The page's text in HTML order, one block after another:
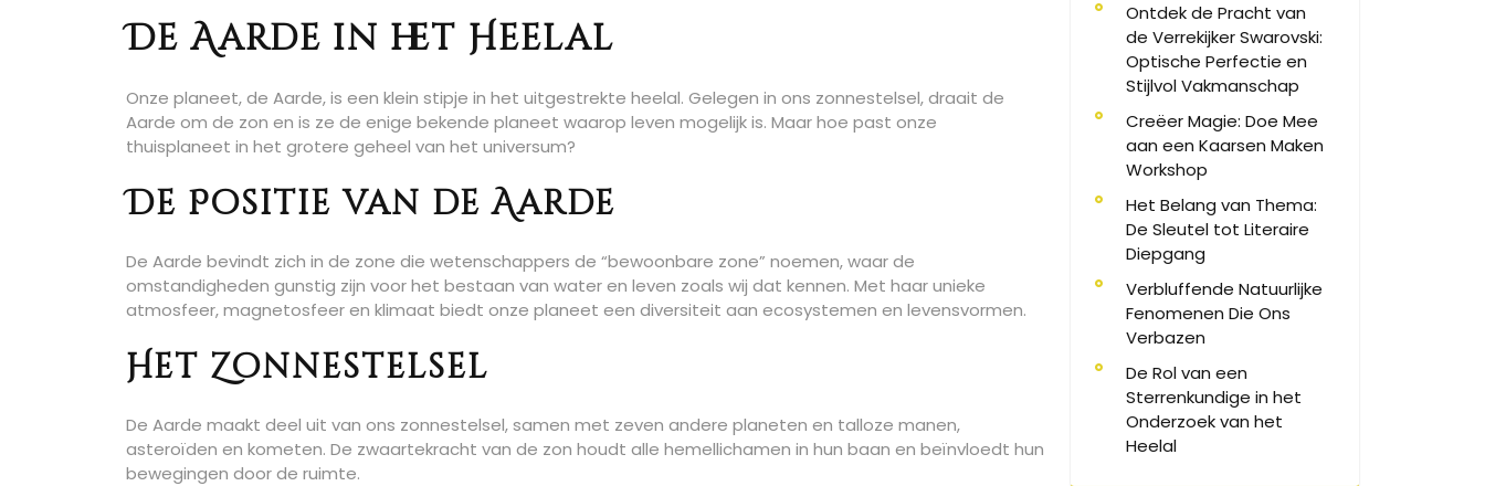
De Aarde in het Heelal
Onze planeet, de Aarde, is een klein stipje in het uitgestrekte heelal. Gelegen in ons zonnestelsel, draait de
Aarde om de zon en is ze de enige bekende planeet waarop leven mogelijk is. Maar hoe past onze
thuisplaneet in het grotere geheel van het universum?
De Positie van de Aarde
De Aarde bevindt zich in de zone die wetenschappers de “bewoonbare zone” noemen, waar de
omstandigheden gunstig zijn voor het bestaan van water en leven zoals wij dat kennen. Met haar unieke
atmosfeer, magnetosfeer en klimaat biedt onze planeet een diversiteit aan ecosystemen en levensvormen.
Het Zonnestelsel
De Aarde maakt deel uit van ons zonnestelsel, samen met zeven andere planeten en talloze manen,
asteroïden en kometen. De zwaartekracht van de zon houdt alle hemellichamen in hun baan en beïnvloedt hun
bewegingen door de ruimte.
Ontdek de Pracht van
de Verrekijker Swarovski:
Optische Perfectie en
Stijlvol Vakmanschap
Creëer Magie: Doe Mee
aan een Kaarsen Maken
Workshop
Het Belang van Thema:
De Sleutel tot Literaire
Diepgang
Verbluffende Natuurlijke
Fenomenen Die Ons
Verbazen
De Rol van een
Sterrenkundige in het
Onderzoek van het
Heelal